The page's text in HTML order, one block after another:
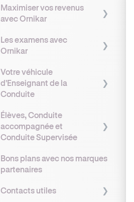
Maximiser vos revenus
avec Ornikar
Comprendre vos revenus
avec Ornikar
Les primes et bonus
Ornikar
maximiser ses revenus
Bien organiser son
son remplissage
Les examens avec
Ornikar
Comprendre le
fonctionnement des
examens
Demande et gestion des
places d’examen
élèves à l’examen
Votre véhicule
d'Enseignant de la
Conduite
Flotte Ornikar
Comment obtenir votre
commande ?
véhicule
Élèves, Conduite
accompagnée et
Conduite Supervisée
Administratif élève
Bons plans avec nos marques
partenaires
Contacts utiles